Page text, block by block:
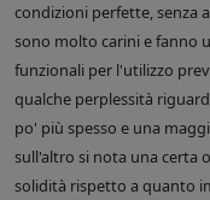
condizioni perfette, senza
sono molto carini e fanno
funzionali per l'utilizzo
qualche perplessità
po' più spesso e una
sull'altro si nota una certa
solidità rispetto a quanto